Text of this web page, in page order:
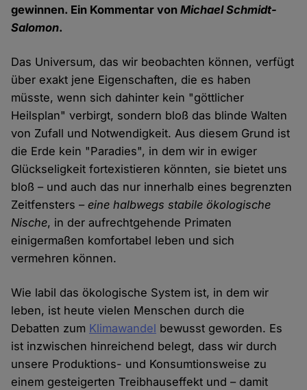
gewinnen. Ein Kommentar vonMichael Schmidt-
Salomon.
Das Universum, das wir beobachten können, verfügt
über exakt jene Eigenschaften, die es haben
müsste, wenn sich dahinter kein "göttlicher
Heilsplan" verbirgt, sondern bloß das blinde Walten
von Zufall und Notwendigkeit. Aus diesem Grund ist
die Erde kein "Paradies", in dem wir in ewiger
Glückseligkeit fortexistieren könnten, sie bietet uns
bloß – und auch das nur innerhalb eines begrenzten
Zeitfensters –eine halbwegs stabile ökologische
Nische, in der aufrechtgehende Primaten
einigermaßen komfortabel leben und sich
vermehren können.
Wie labil das ökologische System ist, in dem wir
leben, ist heute vielen Menschen durch die
Debatten zum Klimawandel bewusst geworden. Es
ist inzwischen hinreichend belegt, dass wir durch
unsere Produktions- und Konsumtionsweise zu
einem gesteigerten Treibhauseffekt und – damit